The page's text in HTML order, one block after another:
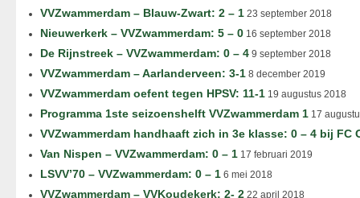
VVZwammerdam – Blauw-Zwart: 2 – 1 23 september 2018
Nieuwerkerk – VVZwammerdam: 5 – 0 16 september 2018
De Rijnstreek – VVZwammerdam: 0 – 4 9 september 2018
VVZwammerdam – Aarlanderveen: 3-1 8 december 2019
VVZwammerdam oefent tegen HPSV: 11-1 19 augustus 2018
Programma 1ste seizoenshelft VVZwammerdam 1 17
VVZwammerdam handhaaft zich in 3e klasse: 0 – 4 bij FC
Van Nispen – VVZwammerdam: 0 – 1 17 februari 2019
LSVV’70 – VVZwammerdam: 0 – 1 6 mei 2018
VVZwammerdam – VVKoudekerk: 2- 2 22 april 2018